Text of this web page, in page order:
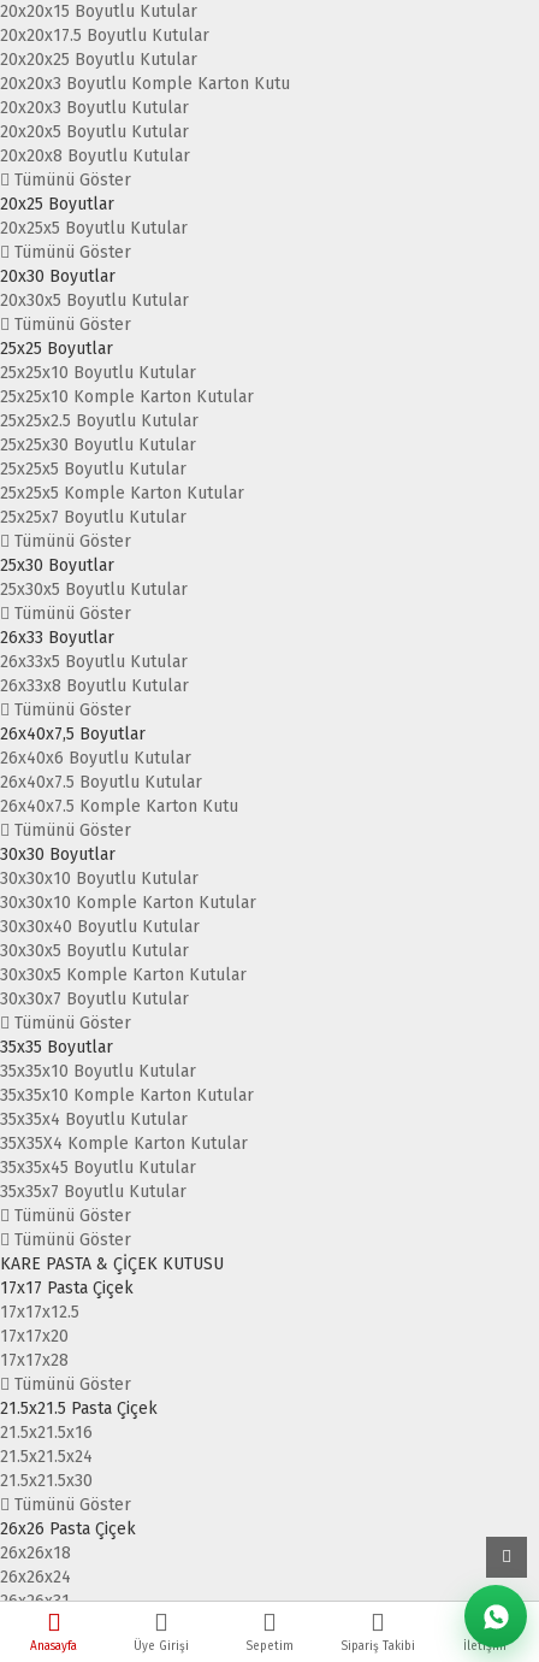
Anasayfa Üye Girişi Sepetim Sipariş Takibi İletişim
20x20x15 Boyutlu Kutular
20x20x17.5 Boyutlu Kutular
20x20x25 Boyutlu Kutular
20x20x3 Boyutlu Komple Karton Kutu
20x20x3 Boyutlu Kutular
20x20x5 Boyutlu Kutular
20x20x8 Boyutlu Kutular
Tümünü Göster
20x25 Boyutlar
20x25x5 Boyutlu Kutular
Tümünü Göster
20x30 Boyutlar
20x30x5 Boyutlu Kutular
Tümünü Göster
25x25 Boyutlar
25x25x10 Boyutlu Kutular
25x25x10 Komple Karton Kutular
25x25x2.5 Boyutlu Kutular
25x25x30 Boyutlu Kutular
25x25x5 Boyutlu Kutular
25x25x5 Komple Karton Kutular
25x25x7 Boyutlu Kutular
Tümünü Göster
25x30 Boyutlar
25x30x5 Boyutlu Kutular
Tümünü Göster
26x33 Boyutlar
26x33x5 Boyutlu Kutular
26x33x8 Boyutlu Kutular
Tümünü Göster
26x40x7,5 Boyutlar
26x40x6 Boyutlu Kutular
26x40x7.5 Boyutlu Kutular
26x40x7.5 Komple Karton Kutu
Tümünü Göster
30x30 Boyutlar
30x30x10 Boyutlu Kutular
30x30x10 Komple Karton Kutular
30x30x40 Boyutlu Kutular
30x30x5 Boyutlu Kutular
30x30x5 Komple Karton Kutular
30x30x7 Boyutlu Kutular
Tümünü Göster
35x35 Boyutlar
35x35x10 Boyutlu Kutular
35x35x10 Komple Karton Kutular
35x35x4 Boyutlu Kutular
35X35X4 Komple Karton Kutular
35x35x45 Boyutlu Kutular
35x35x7 Boyutlu Kutular
Tümünü Göster
Tümünü Göster
KARE PASTA & ÇİÇEK KUTUSU
17x17 Pasta Çiçek
17x17x12.5
17x17x20
17x17x28
Tümünü Göster
21.5x21.5 Pasta Çiçek
21.5x21.5x16
21.5x21.5x24
21.5x21.5x30
Tümünü Göster
26x26 Pasta Çiçek
26x26x18
26x26x24
26x26x31
Tümünü Göster
30x30 Pasta Çiçek